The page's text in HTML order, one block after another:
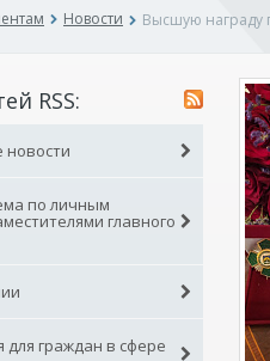
Новости Высшую награду
RSS:
новости
по личным
главного
граждан в сфере